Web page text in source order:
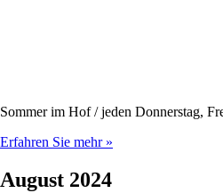
Sommer im Hof / jeden Donnerstag,
Erfahren Sie mehr »
August 2024